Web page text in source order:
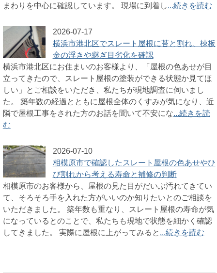
まわりを中心に確認しています。 現場に到着し...続きを読む
2026-07-17
横浜市港北区でスレート屋根に苔と割れ、棟板
金の浮きや継ぎ目劣化を確認
横浜市港北区にお住まいのお客様より、「屋根の色あせが目
立ってきたので、スレート屋根の塗装ができる状態か見てほ
しい」とご相談をいただき、私たちが現地調査に伺いまし
た。 築年数の経過とともに屋根全体のくすみが気になり、近
隣で屋根工事をされた方のお話を聞いて不安にな...続きを読
む
2026-07-10
相模原市で確認したスレート屋根の色あせやひ
び割れから考える寿命と補修の判断
相模原市のお客様から、屋根の見た目がだいぶ汚れてきてい
て、そろそろ手を入れた方がいいのか知りたいとのご相談を
いただきました。 築年数も重なり、スレート屋根の寿命が気
になっているとのことで、私たちも現地で状態を細かく確認
してきました。 実際に屋根に上がってみると ...続きを読む